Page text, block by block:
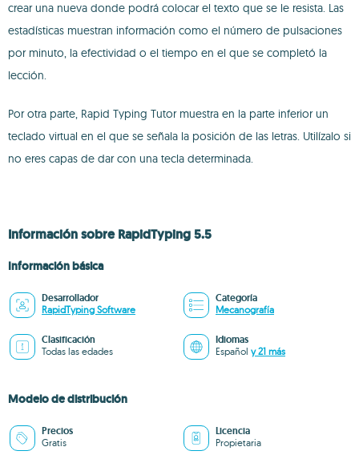
crear una nueva donde podrá colocar el texto que se le resista. Las
estadísticas muestran información como el número de pulsaciones
por minuto, la efectividad o el tiempo en el que se completó la
lección.
Por otra parte, Rapid Typing Tutor muestra en la parte inferior un
teclado virtual en el que se señala la posición de las letras. Utilízalo si
no eres capas de dar con una tecla determinada.
Información sobre RapidTyping 5.5
Información básica
Desarrollador
RapidTyping Software
Categoría
Mecanografía
Clasificación
Todas las edades
Idiomas
Español y 21 más
Modelo de distribución
Precios
Gratis
Licencia
Propietaria